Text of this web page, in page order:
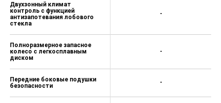
Двухзонный климат
контроль с функцией
антизапотевания лобового
стекла
Полноразмерное запасное
колесо с легкосплавным
диском
Передние боковые подушки
безопасности
-
-
-